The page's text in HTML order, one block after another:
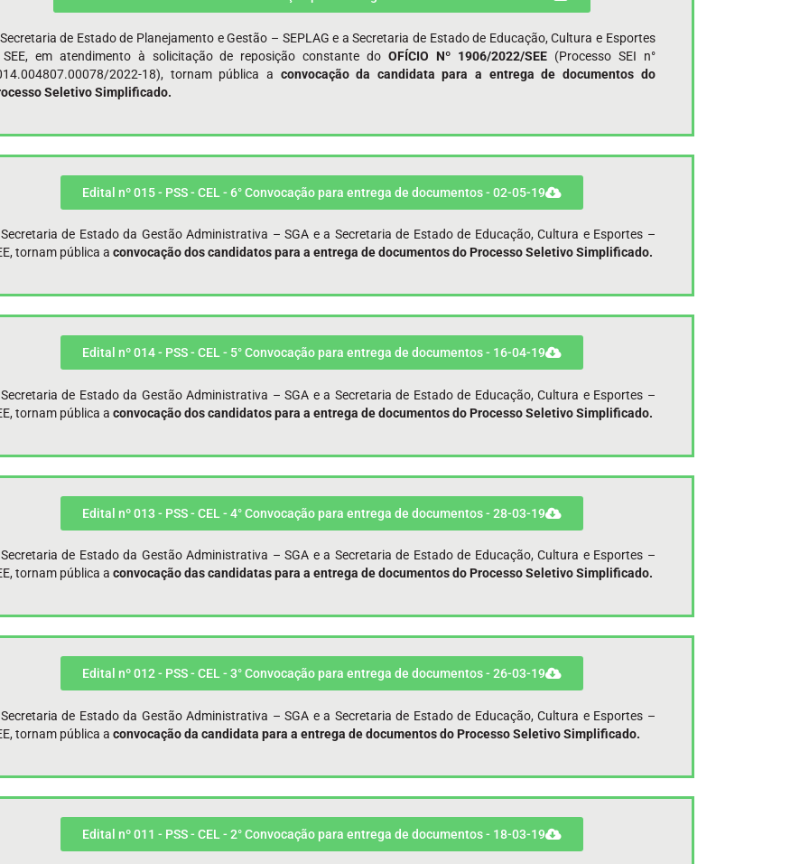
de Estado de Planejamento e Gestão – SEPLAG e a Secretaria de Estado de Educação, Cultura e Esportes
em atendimento à solicitação de reposição constante doOFÍCIO Nº 1906/2022/SEE(Processo SEI n°
2022-18), tornam pública a convocação da candidata para a entrega de documentos do
Seletivo Simplificado.
Edital nº 015 - PSS - CEL - 6° Convocação para entrega de documentos - 02-05-19
de Estado da Gestão Administrativa – SGA e a Secretaria de Estado de Educação, Cultura e Esportes –
tornam pública a convocação dos candidatos para a entrega de documentos do Processo Seletivo Simplificado.
Edital nº 014 - PSS - CEL - 5° Convocação para entrega de documentos - 16-04-19
de Estado da Gestão Administrativa – SGA e a Secretaria de Estado de Educação, Cultura e Esportes –
tornam pública a convocação dos candidatos para a entrega de documentos do Processo Seletivo Simplificado.
Edital nº 013 - PSS - CEL - 4° Convocação para entrega de documentos - 28-03-19
de Estado da Gestão Administrativa – SGA e a Secretaria de Estado de Educação, Cultura e Esportes –
tornam pública a convocação das candidatas para a entrega de documentos do Processo Seletivo Simplificado.
Edital nº 012 - PSS - CEL - 3° Convocação para entrega de documentos - 26-03-19
de Estado da Gestão Administrativa – SGA e a Secretaria de Estado de Educação, Cultura e Esportes –
tornam pública a convocação da candidata para a entrega de documentos do Processo Seletivo Simplificado.
Edital nº 011 - PSS - CEL - 2° Convocação para entrega de documentos - 18-03-19